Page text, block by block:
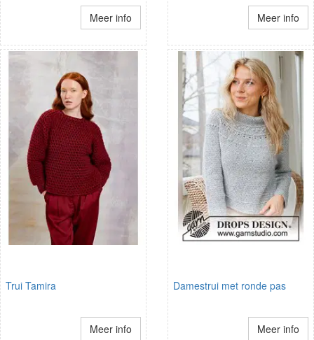
Meer info Meer info
Trui Tamira
Meer info
Damestrui met ronde pas
Meer info